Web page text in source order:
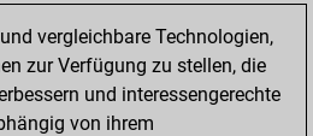
0
0
vergleichbare Technologien,
zur Verfügung zu stellen, die
und interessengerechte
von ihrem